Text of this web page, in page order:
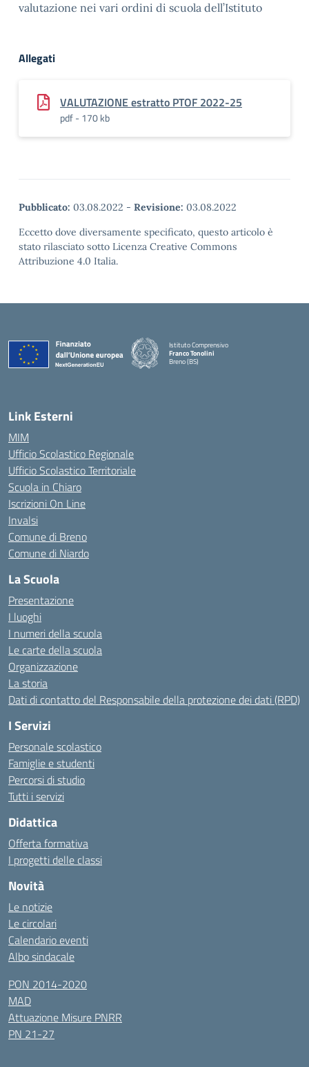
valutazione nei vari ordini di scuola dell’Istituto
Allegati
VALUTAZIONE estratto PTOF 2022-25
pdf - 170 kb
Pubblicato: 03.08.2022 - Revisione: 03.08.2022
Eccetto dove diversamente specificato, questo articolo è
stato rilasciato sotto Licenza Creative Commons
Attribuzione 4.0 Italia.
Istituto Comprensivo
Franco Tonolini
Breno (BS)
Link Esterni
MIM
Ufficio Scolastico Regionale
Ufficio Scolastico Territoriale
Scuola in Chiaro
Iscrizioni On Line
Invalsi
Comune di Breno
Comune di Niardo
La Scuola
Presentazione
I luoghi
I numeri della scuola
Le carte della scuola
Organizzazione
La storia
Dati di contatto del Responsabile della protezione dei dati (RPD)
I Servizi
Personale scolastico
Famiglie e studenti
Percorsi di studio
Tutti i servizi
Didattica
Offerta formativa
I progetti delle classi
Novità
Le notizie
Le circolari
Calendario eventi
Albo sindacale
PON 2014-2020
MAD
Attuazione Misure PNRR
PN 21-27